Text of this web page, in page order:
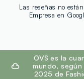
Las reseñas no
Empresa en
footer.ariatitleOVS es la
mundo, según
2025 de